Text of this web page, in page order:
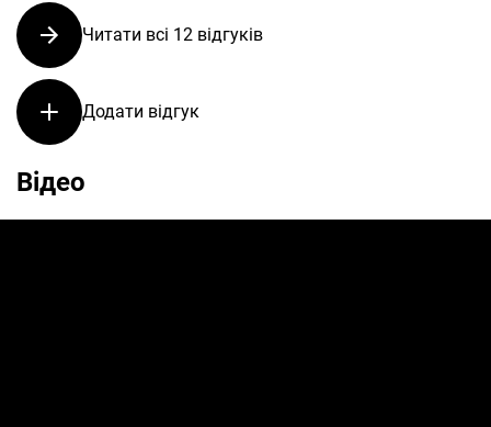
Читати всі 12 відгуків
Додати відгук
Відео